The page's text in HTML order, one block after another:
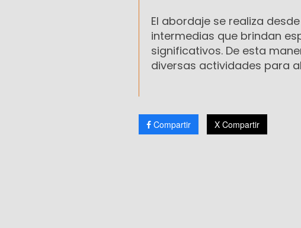
El abordaje se realiza
intermedias que brindan
significativos. De esta
diversas actividades para
Compartir X Compartir